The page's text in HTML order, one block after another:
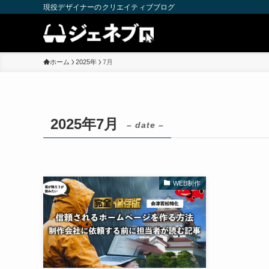
現役デザイナーのクリエイティブブログ
ホーム 2025年 7月
2025年7月 – date –
WEB制作